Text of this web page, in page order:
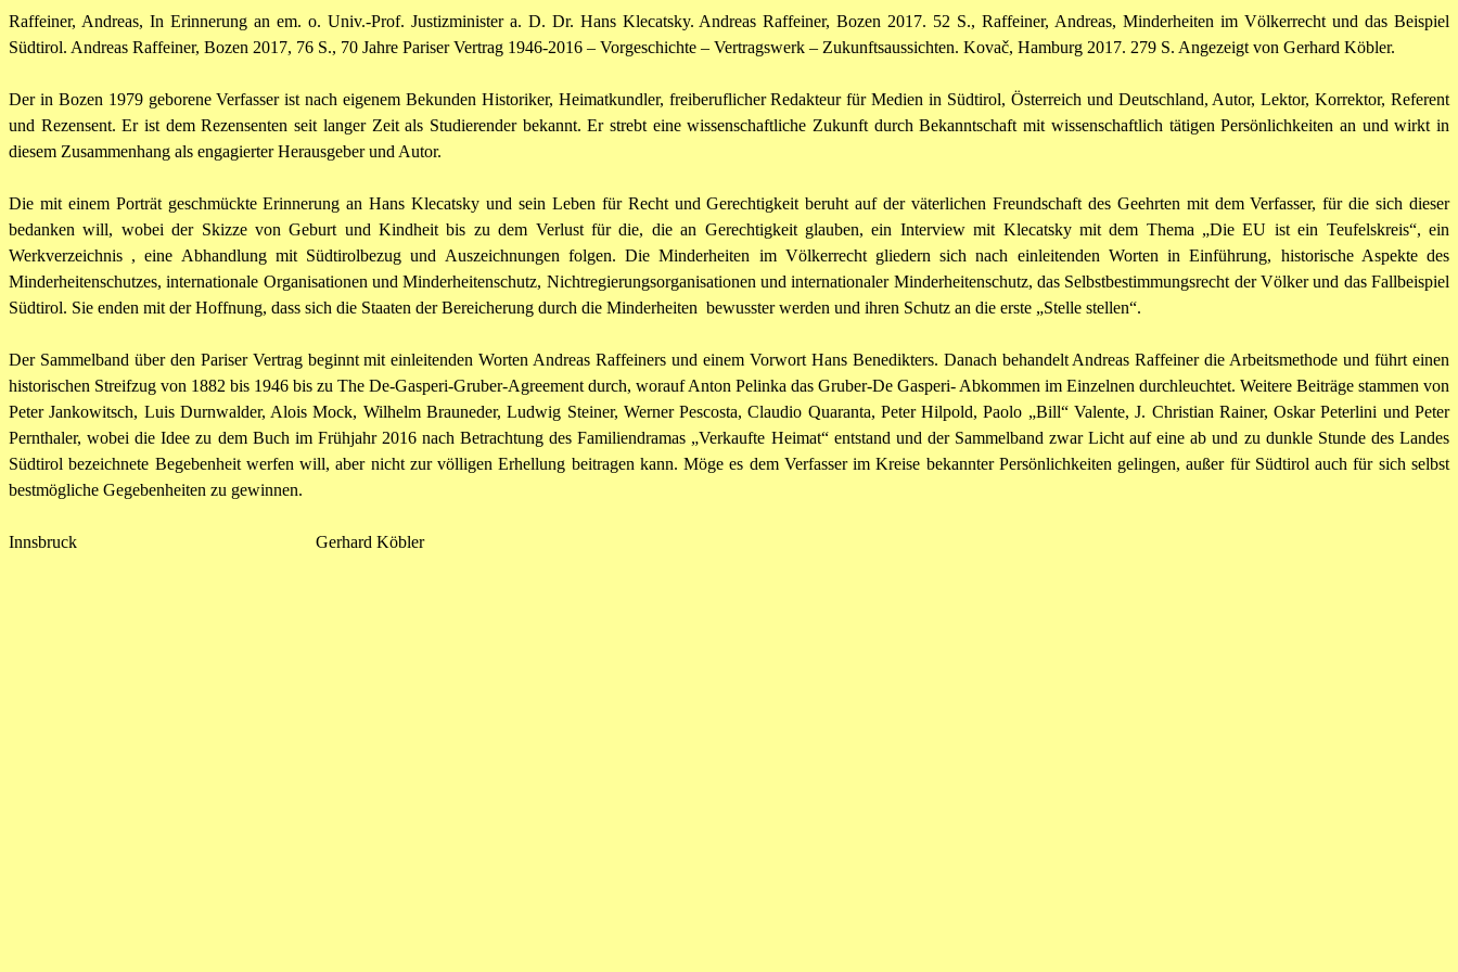
Raffeiner, Andreas, In Erinnerung an em. o. Univ.-Prof. Justizminister a. D. Dr. Hans Klecatsky. Andreas Raffeiner, Bozen 2017. 52 S., Raffeiner, Andreas, Minderheiten im Völkerrecht und das Beispiel
Südtirol. Andreas Raffeiner, Bozen 2017, 76 S., 70 Jahre Pariser Vertrag 1946-2016 – Vorgeschichte – Vertragswerk – Zukunftsaussichten. Kovač, Hamburg 2017. 279 S. Angezeigt von Gerhard Köbler.
Der in Bozen 1979 geborene Verfasser ist nach eigenem Bekunden Historiker, Heimatkundler, freiberuflicher Redakteur für Medien in Südtirol, Österreich und Deutschland, Autor, Lektor, Korrektor, Referent
und Rezensent. Er ist dem Rezensenten seit langer Zeit als Studierender bekannt. Er strebt eine wissenschaftliche Zukunft durch Bekanntschaft mit wissenschaftlich tätigen Persönlichkeiten an und wirkt in
diesem Zusammenhang als engagierter Herausgeber und Autor.
Die mit einem Porträt geschmückte Erinnerung an HansKlecatsky und sein Leben für Recht und Gerechtigkeit beruht auf der väterlichen Freundschaft des Geehrten mit dem Verfasser, für die sich dieser
bedanken will, wobei der Skizze von Geburt und Kindheit bis zu dem Verlust für die, die an Gerechtigkeit glauben, ein Interview mit Klecatskymit dem Thema „Die EU ist ein Teufelskreis“, ein
Werkverzeichnis , eine Abhandlung mit Südtirolbezug und Auszeichnungen folgen. Die Minderheiten im Völkerrecht gliedern sich nach einleitenden Worten in Einführung, historische Aspekte des
Minderheitenschutzes, internationale Organisationen und Minderheitenschutz, Nichtregierungsorganisationen und internationaler Minderheitenschutz, das Selbstbestimmungsrecht der Völker und das Fallbeispiel
Südtirol. Sie enden mit der Hoffnung, dass sich die Staaten der Bereicherung durch die Minderheiten bewusster werden und ihren Schutz an die erste „Stelle stellen“.
Der Sammelband über den Pariser Vertrag beginnt mit einleitenden Worten AndreasRaffeiners und einem Vorwort Hans Benedikters. Danach behandelt Andreas Raffeiner die Arbeitsmethode und führt einen
historischen Streifzug von 1882 bis 1946 bis zu The De-Gasperi-Gruber-Agreement durch, worauf Anton Pelinka das Gruber-De Gasperi- Abkommen im Einzelnen durchleuchtet. Weitere Beiträge stammen von
PeterJankowitsch, Luis Durnwalder, Alois Mock, Wilhelm Brauneder, Ludwig Steiner, WernerPescosta, Claudio Quaranta, Peter Hilpold, Paolo „Bill“ Valente, J. Christian Rainer, OskarPeterlini und Peter
Pernthaler, wobei die Idee zu dem Buch im Frühjahr 2016 nach Betrachtung des Familiendramas „Verkaufte Heimat“ entstand und der Sammelband zwar Licht auf eine ab und zu dunkle Stunde des Landes
Südtirol bezeichnete Begebenheit werfen will, aber nicht zur völligen Erhellung beitragen kann. Möge es dem Verfasser im Kreise bekannter Persönlichkeiten gelingen, außer für Südtirol auch für sich selbst
bestmögliche Gegebenheiten zu gewinnen.
Innsbruck Gerhard Köbler